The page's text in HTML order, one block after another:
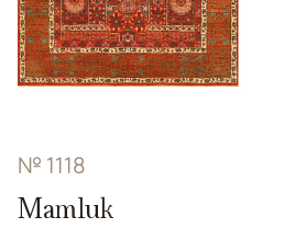
№ 1118
Mamluk